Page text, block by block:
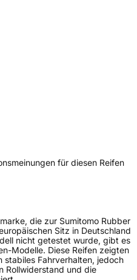
für diesen Reifen
die zur Sumitomo Rubber
Sitz in Deutschland
nicht getestet wurde, gibt es
Modelle. Diese Reifen zeigten
stabiles Fahrverhalten, jedoch
Rollwiderstand und die